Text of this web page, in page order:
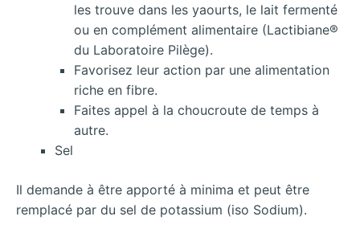
les trouve dans les yaourts, le lait fermenté
ou en complément alimentaire (Lactibiane®
du Laboratoire Pilège).
Favorisez leur action par une alimentation
riche en fibre.
Faites appel à la choucroute de temps à
autre.
Sel
Il demande à être apporté à minima et peut être
remplacé par du sel de potassium (iso Sodium).